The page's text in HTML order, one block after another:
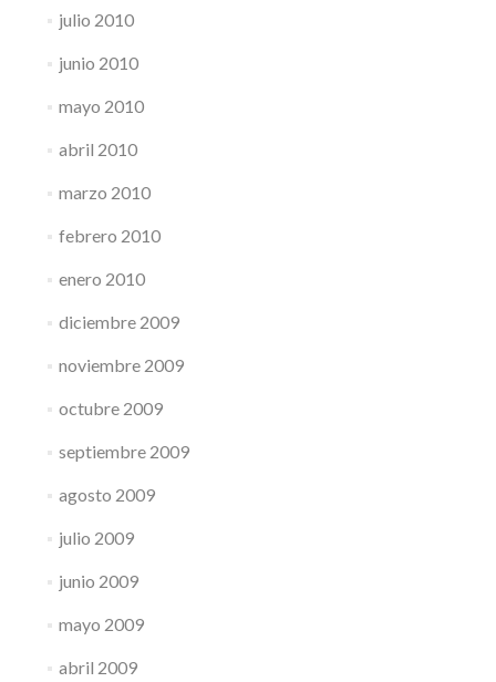
julio 2010
junio 2010
mayo 2010
abril 2010
marzo 2010
febrero 2010
enero 2010
diciembre 2009
noviembre 2009
octubre 2009
septiembre 2009
agosto 2009
julio 2009
junio 2009
mayo 2009
abril 2009